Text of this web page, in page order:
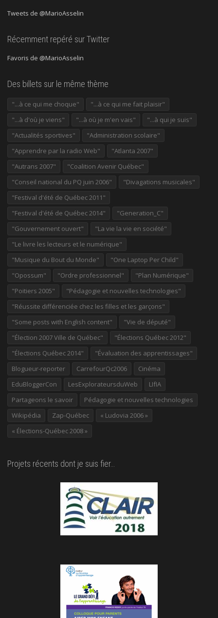
Tweets de @MarioAsselin
Récemment repéré sur Twitter
Favoris de @MarioAsselin
Des billets sur le même thème
"...à ce qui me choque"
"...à ce qui me fait plaisir"
"...à d'où je viens"
"...à où je m'en vais"
"...à qui je suis"
"Actualités sportives"
"Administration scolaire"
"Apprendre par la radio Web"
"Atlanta 2007"
"Autrans 2007"
"Coalition Avenir Québec"
"Conseil national du PQ juin 2006"
"Divagations musicales"
"Festival d'été de Québec 2011"
"Festival d'été de Québec 2014"
"Generation_C"
"Gouvernement ouvert"
"La vie la vie en société"
"Le livre les lecteurs et le numérique"
"Musique du Bout du Monde"
"One Laptop Per Child"
"Opossum"
"Ordre professionnel"
"Plan Numérique"
"Poitiers 2005"
"Pédagogie et nouvelles technologies"
"Réussite différenciée chez les filles et les garçons"
"Some posts with English content"
"Vie de député"
"Élection 2007 Ville de Québec"
"Élections Québec 2012"
"Élections Québec 2014"
"Évaluation des apprentissages"
Blogueur-reporter
CarrefourQc2006
Cinéma
EduBloggerCon
LesExplorateursduWeb
LIfIA
Partageons le savoir
Pédagogie et nouvelles technologies
Wikipédia
Zap-Québec
« Ludovia 2006 »
« Élections-Québec 2008 »
Projets récents dont je suis fier…